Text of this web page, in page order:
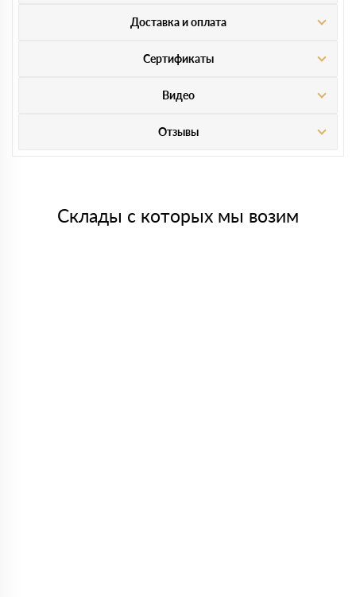
Доставка и оплата
Сертификаты
Видео
Отзывы
Склады с которых мы возим